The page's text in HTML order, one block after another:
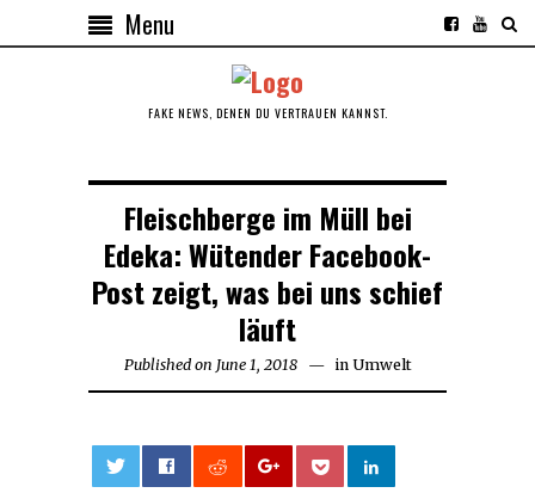
Menu
FAKE NEWS, DENEN DU VERTRAUEN KANNST.
Fleischberge im Müll bei
Edeka: Wütender Facebook-
Post zeigt, was bei uns schief
läuft
Published on June 1, 2018June in Umwelt